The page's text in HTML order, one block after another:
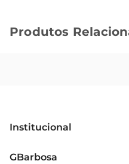
Com a coxa de
praticidade é ideal
alimentação caseira e
Produtos
Institucional
GBarbosa